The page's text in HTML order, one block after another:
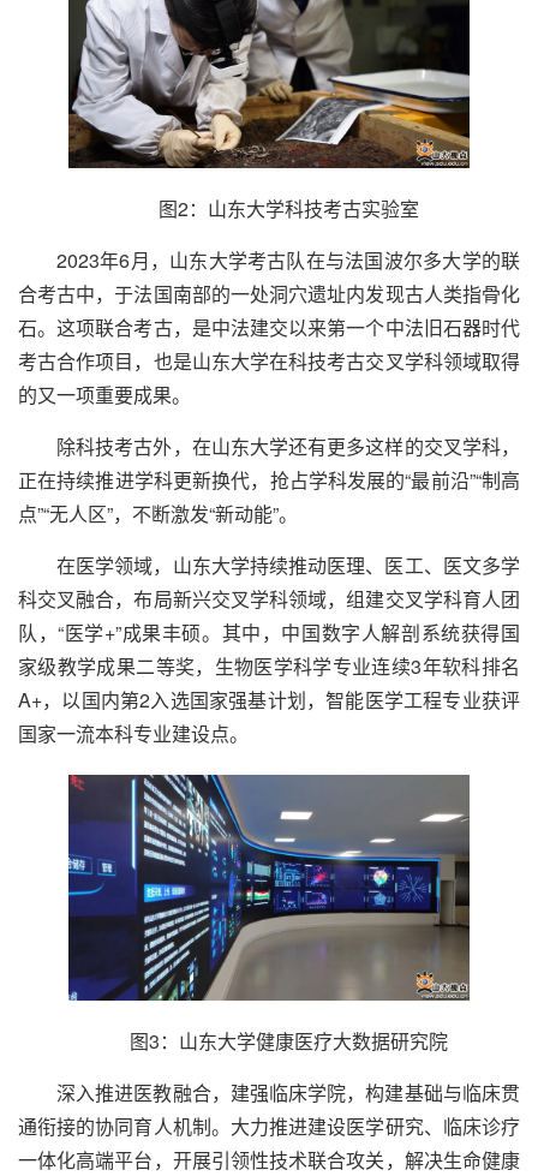
图2：山东大学科技考古实验室
2023年6月，山东大学考古队在与法国波尔多大学的联
合考古中，于法国南部的一处洞穴遗址内发现古人类指骨化
石。这项联合考古，是中法建交以来第一个中法旧石器时代
考古合作项目，也是山东大学在科技考古交叉学科领域取得
的又一项重要成果。
除科技考古外，在山东大学还有更多这样的交叉学科，
正在持续推进学科更新换代，抢占学科发展的“最前沿”“制高
点”“无人区”，不断激发“新动能”。
在医学领域，山东大学持续推动医理、医工、医文多学
科交叉融合，布局新兴交叉学科领域，组建交叉学科育人团
队，“医学+”成果丰硕。其中，中国数字人解剖系统获得国
家级教学成果二等奖，生物医学科学专业连续3年软科排名
A+，以国内第2入选国家强基计划，智能医学工程专业获评
国家一流本科专业建设点。
图3：山东大学健康医疗大数据研究院
深入推进医教融合，建强临床学院，构建基础与临床贯
通衔接的协同育人机制。大力推进建设医学研究、临床诊疗
一体化高端平台，开展引领性技术联合攻关，解决生命健康